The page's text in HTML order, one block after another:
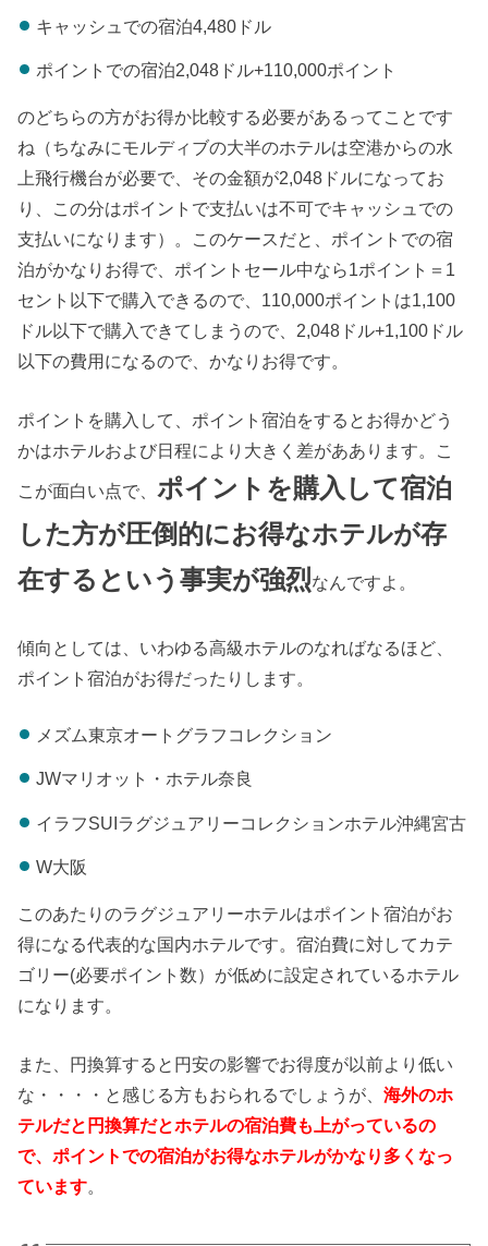
キャッシュでの宿泊4,480ドル
ポイントでの宿泊2,048ドル+110,000ポイント
のどちらの方がお得か比較する必要があるってことです
ね（ちなみにモルディブの大半のホテルは空港からの水
上飛行機台が必要で、その金額が2,048ドルになってお
り、この分はポイントで支払いは不可でキャッシュでの
支払いになります）。このケースだと、ポイントでの宿
泊がかなりお得で、ポイントセール中なら1ポイント＝1
セント以下で購入できるので、110,000ポイントは1,100
ドル以下で購入できてしまうので、2,048ドル+1,100ドル
以下の費用になるので、かなりお得です。
ポイントを購入して、ポイント宿泊をするとお得かどう
かはホテルおよび日程により大きく差がああります。こ
こが面白い点で、ポイントを購入して宿泊
した方が圧倒的にお得なホテルが存
在するという事実が強烈なんですよ。
傾向としては、いわゆる高級ホテルのなればなるほど、
ポイント宿泊がお得だったりします。
メズム東京オートグラフコレクション
JWマリオット・ホテル奈良
イラフSUIラグジュアリーコレクションホテル沖縄宮古
W大阪
このあたりのラグジュアリーホテルはポイント宿泊がお
得になる代表的な国内ホテルです。宿泊費に対してカテ
ゴリー(必要ポイント数）が低めに設定されているホテル
になります。
また、円換算すると円安の影響でお得度が以前より低い
な・・・・と感じる方もおられるでしょうが、海外のホ
テルだと円換算だとホテルの宿泊費も上がっているの
で、ポイントでの宿泊がお得なホテルがかなり多くなっ
ています。